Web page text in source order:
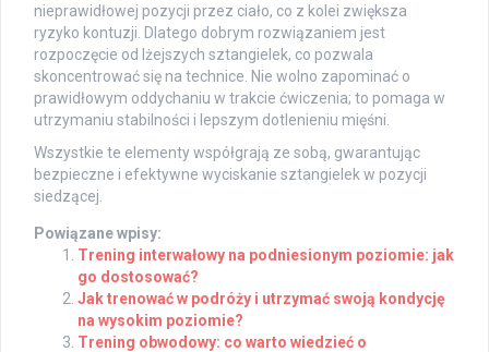
nieprawidłowej pozycji przez ciało, co z kolei zwiększa
ryzyko kontuzji. Dlatego dobrym rozwiązaniem jest
rozpoczęcie od lżejszych sztangielek, co pozwala
skoncentrować się na technice. Nie wolno zapominać o
prawidłowym oddychaniu w trakcie ćwiczenia; to pomaga w
utrzymaniu stabilności i lepszym dotlenieniu mięśni.
Wszystkie te elementy współgrają ze sobą, gwarantując
bezpieczne i efektywne wyciskanie sztangielek w pozycji
siedzącej.
Powiązane wpisy:
Trening interwałowy na podniesionym poziomie: jak
go dostosować?
Jak trenować w podróży i utrzymać swoją kondycję
na wysokim poziomie?
Trening obwodowy: co warto wiedzieć o